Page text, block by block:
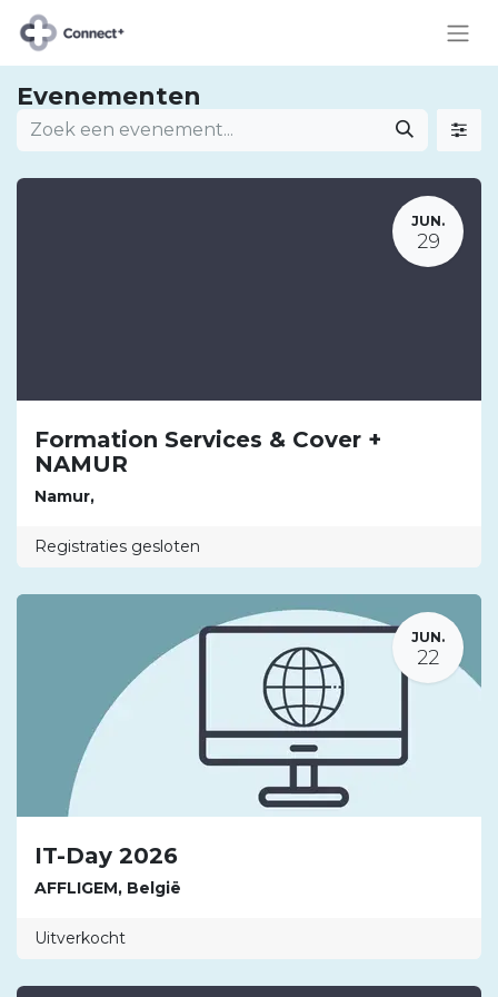
Evenementen
JUN.
29
Formation Services & Cover +
NAMUR
Namur,
Registraties gesloten
JUN.
22
IT-Day 2026
AFFLIGEM, België
Uitverkocht